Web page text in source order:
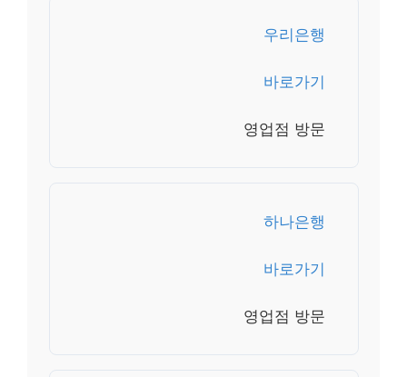
우리은행
바로가기
영업점 방문
하나은행
바로가기
영업점 방문